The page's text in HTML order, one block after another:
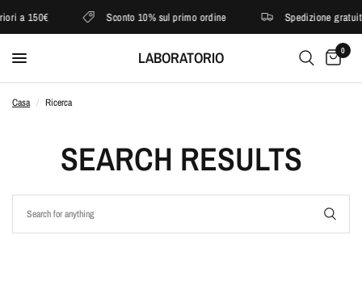
a 150€ Sconto 10% sul primo ordine Spedizione
LABORATORIO 0
Casa / Ricerca
SEARCH RESULTS